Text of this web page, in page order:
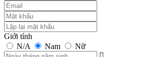
Giới tính
N/A
Nam Nữ